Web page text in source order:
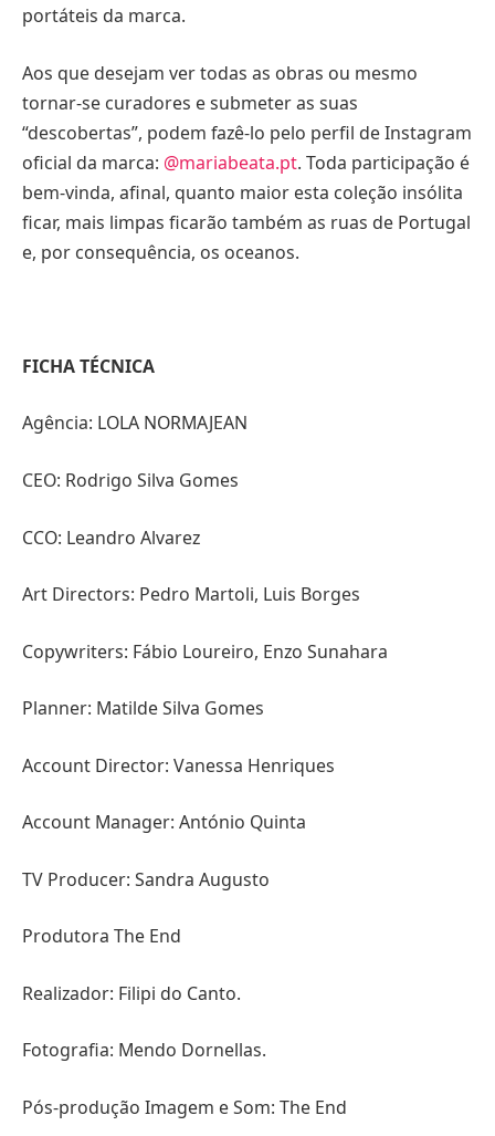
portáteis da marca.
Aos que desejam ver todas as obras ou mesmo
tornar-se curadores e submeter as suas
“descobertas”, podem fazê-lo pelo perfil de Instagram
oficial da marca: @mariabeata.pt. Toda participação é
bem-vinda, afinal, quanto maior esta coleção insólita
ficar, mais limpas ficarão também as ruas de Portugal
e, por consequência, os oceanos.
FICHA TÉCNICA
Agência: LOLA NORMAJEAN
CEO: Rodrigo Silva Gomes
CCO: Leandro Alvarez
Art Directors: Pedro Martoli, Luis Borges
Copywriters: Fábio Loureiro, Enzo Sunahara
Planner: Matilde Silva Gomes
Account Director: Vanessa Henriques
Account Manager: António Quinta
TV Producer: Sandra Augusto
Produtora The End
Realizador: Filipi do Canto.
Fotografia: Mendo Dornellas.
Pós-produção Imagem e Som: The End